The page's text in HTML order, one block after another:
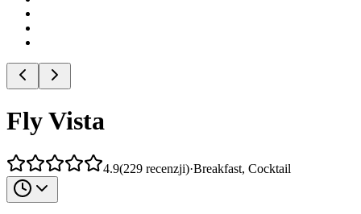
Fly Vista
4.9(229 recenzji)·Breakfast, Cocktail